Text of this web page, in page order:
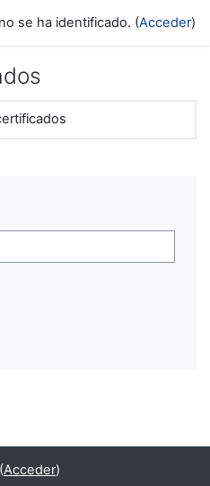
se ha identificado. (Acceder)
Acceder)